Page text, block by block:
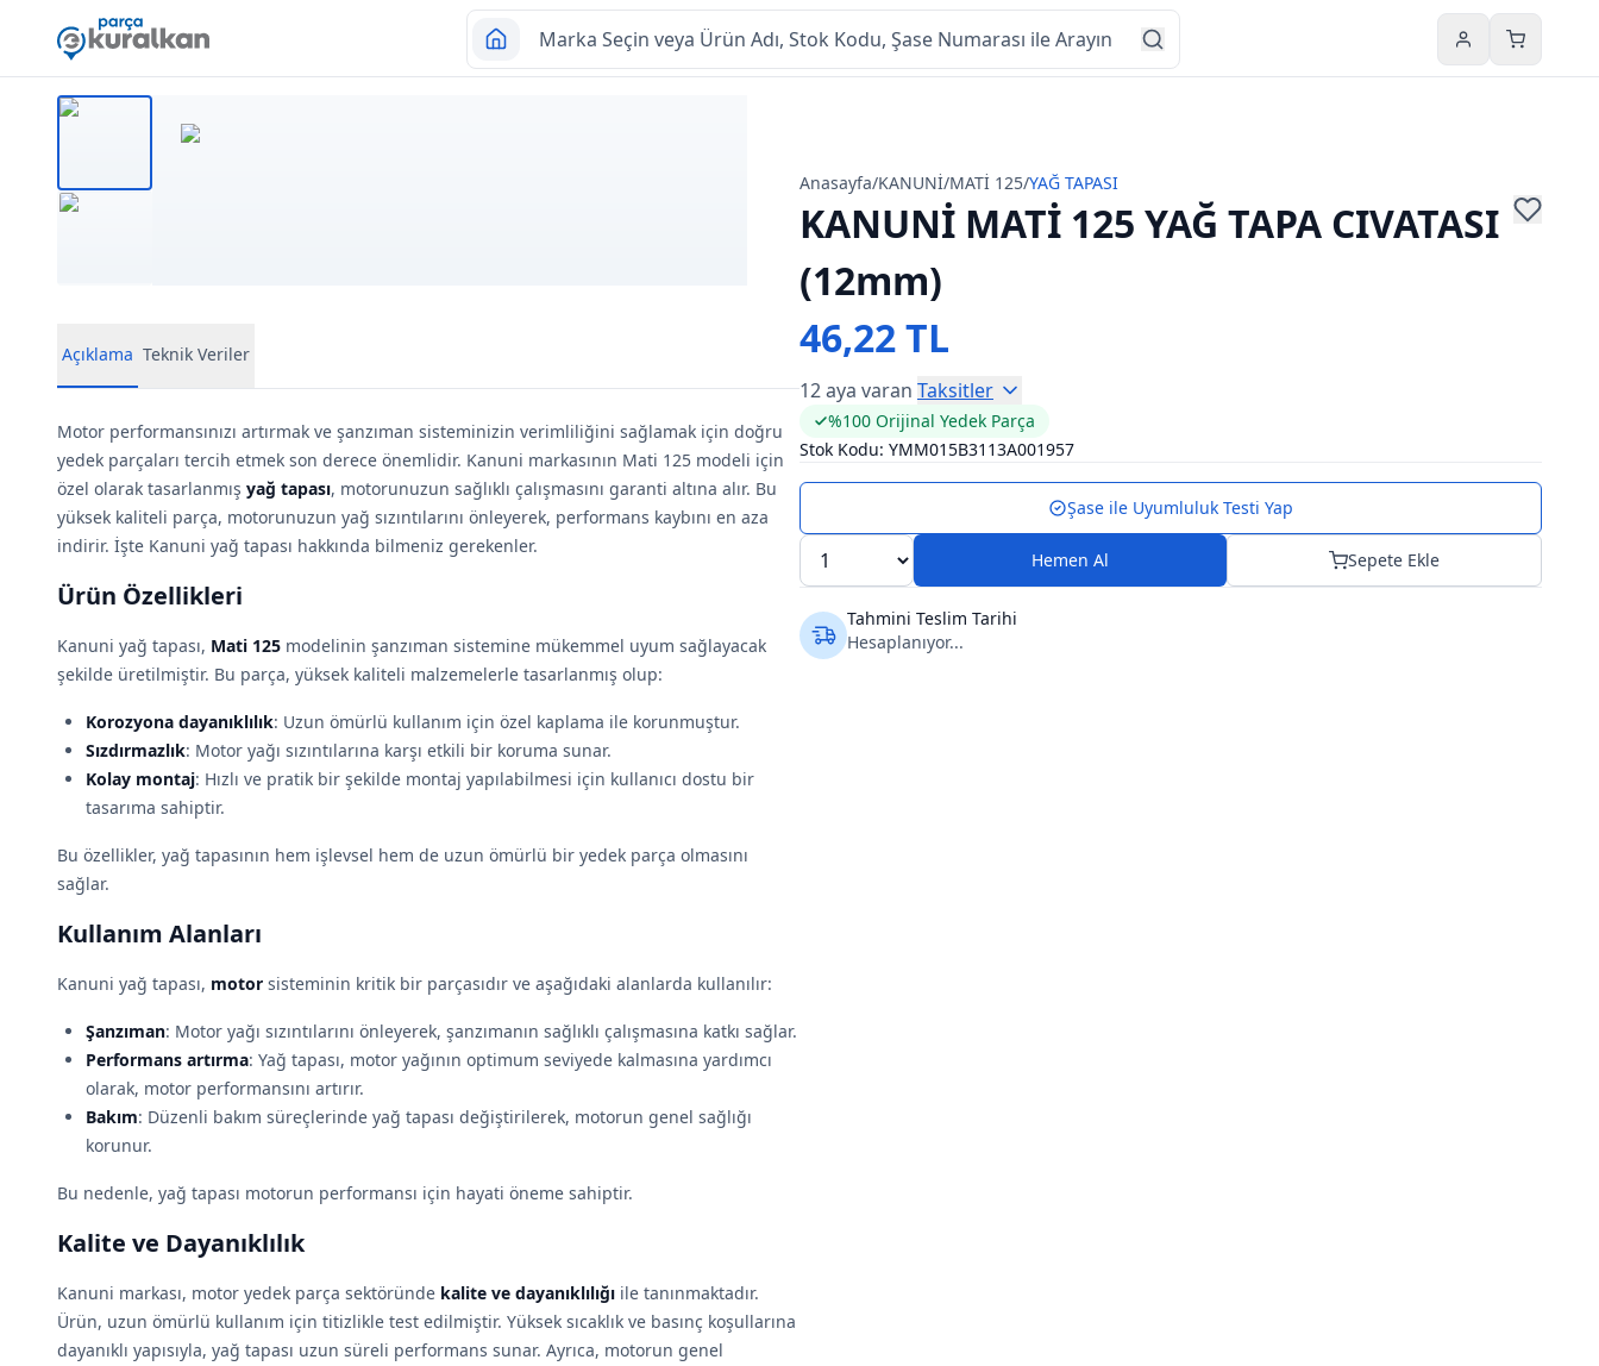
HesabımSepetim
Anasayfa/KANUNİ/MATİ 125/YAĞ TAPASI
KANUNİ MATİ 125 YAĞ TAPA CIVATASI
(12mm)
46,22 TL
12 aya varan Taksitler
%100 Orijinal Yedek Parça
Stok Kodu: YMM015B3113A001957
Şase ile Uyumluluk Testi Yap
Hemen Al Sepete Ekle
Tahmini Teslim Tarihi
Hesaplanıyor...
Açıklama Teknik Veriler
Motor performansınızı artırmak ve şanzıman sisteminizin verimliliğini sağlamak için doğru
yedek parçaları tercih etmek son derece önemlidir. Kanuni markasının Mati 125 modeli için
özel olarak tasarlanmış yağ tapası, motorunuzun sağlıklı çalışmasını garanti altına alır. Bu
yüksek kaliteli parça, motorunuzun yağ sızıntılarını önleyerek, performans kaybını en aza
indirir. İşte Kanuni yağ tapası hakkında bilmeniz gerekenler.
Ürün Özellikleri
Kanuni yağ tapası, Mati 125 modelinin şanzıman sistemine mükemmel uyum sağlayacak
şekilde üretilmiştir. Bu parça, yüksek kaliteli malzemelerle tasarlanmış olup:
Korozyona dayanıklılık: Uzun ömürlü kullanım için özel kaplama ile korunmuştur.
Sızdırmazlık: Motor yağı sızıntılarına karşı etkili bir koruma sunar.
Kolay montaj: Hızlı ve pratik bir şekilde montaj yapılabilmesi için kullanıcı dostu bir
tasarıma sahiptir.
Bu özellikler, yağ tapasının hem işlevsel hem de uzun ömürlü bir yedek parça olmasını
sağlar.
Kullanım Alanları
Kanuni yağ tapası, motor sisteminin kritik bir parçasıdır ve aşağıdaki alanlarda kullanılır:
Şanzıman: Motor yağı sızıntılarını önleyerek, şanzımanın sağlıklı çalışmasına katkı sağlar.
Performans artırma: Yağ tapası, motor yağının optimum seviyede kalmasına yardımcı
olarak, motor performansını artırır.
Bakım: Düzenli bakım süreçlerinde yağ tapası değiştirilerek, motorun genel sağlığı
korunur.
Bu nedenle, yağ tapası motorun performansı için hayati öneme sahiptir.
Kalite ve Dayanıklılık
Kanuni markası, motor yedek parça sektöründe kalite ve dayanıklılığı ile tanınmaktadır.
Ürün, uzun ömürlü kullanım için titizlikle test edilmiştir. Yüksek sıcaklık ve basınç koşullarına
dayanıklı yapısıyla, yağ tapası uzun süreli performans sunar. Ayrıca, motorun genel